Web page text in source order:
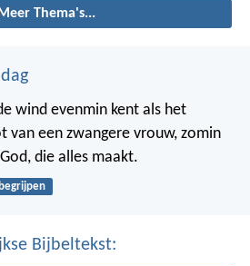
Meer Thema's...
wind evenmin kent als het
van een zwangere vrouw, zomin
die alles maakt.
begrijpen
Bijbeltekst: